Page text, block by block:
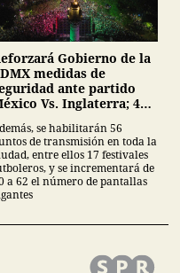
Gobierno de la
medidas de
ante partido
Vs. Inglaterra; 40
pantallas en festivales
se habilitarán 56
de transmisión en toda la
entre ellos 17 festivales
y se incrementará de
a 62 el número de pantallas